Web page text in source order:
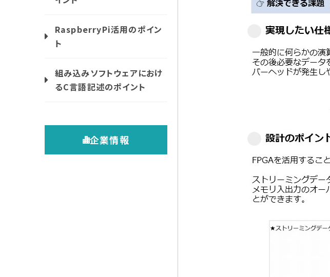
RaspberryPi活用のポイン
ト
組み込みソフトウェアにおけ
るC言語記述のポイント
企業情報